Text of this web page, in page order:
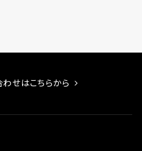
せはこちらから